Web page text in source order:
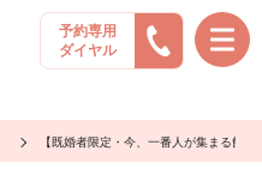
予約専用
ダイヤル
【既婚者限定・今、一番人が集まる飲